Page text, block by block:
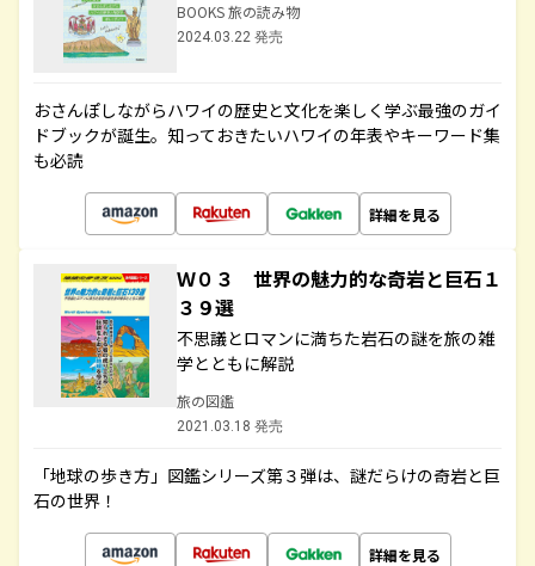
BOOKS 旅の読み物
2024.03.22 発売
おさんぽしながらハワイの歴史と文化を楽しく学ぶ最強のガイ
ドブックが誕生。知っておきたいハワイの年表やキーワード集
も必読
詳細を見る
Ｗ０３ 世界の魅力的な奇岩と巨石１
３９選
不思議とロマンに満ちた岩石の謎を旅の雑
学とともに解説
旅の図鑑
2021.03.18 発売
「地球の歩き方」図鑑シリーズ第３弾は、謎だらけの奇岩と巨
石の世界！
詳細を見る